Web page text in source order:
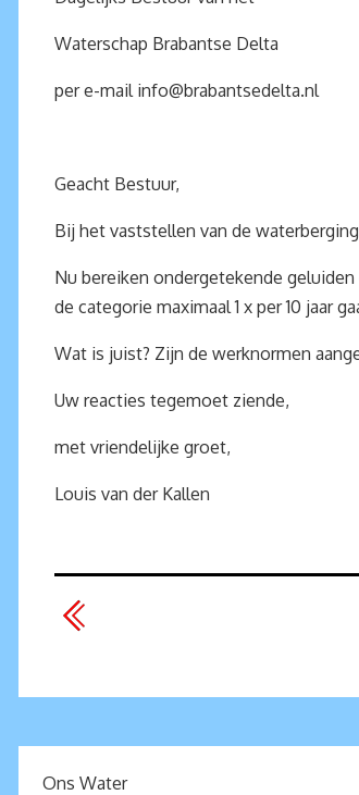
Waterschap Brabantse Delta
per e-mail info@brabantsedelta.nl
Geacht Bestuur,
Bij het vaststellen van de
Nu bereiken ondergetekende
de categorie maximaal 1 x per 10 jaar
Wat is juist? Zijn de werknormen
Uw reacties tegemoet ziende,
met vriendelijke groet,
Louis van der Kallen
Ons Water